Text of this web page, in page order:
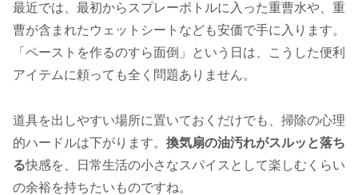
最近では、最初からスプレーボトルに入った重曹水や、重
曹が含まれたウェットシートなども安価で手に入ります。
「ペーストを作るのすら面倒」という日は、こうした便利
アイテムに頼っても全く問題ありません。
道具を出しやすい場所に置いておくだけでも、掃除の心理
的ハードルは下がります。 換気扇の油汚れがスルッと落ち
る快感を、日常生活の小さなスパイスとして楽しむくらい
の余裕を持ちたいものですね。